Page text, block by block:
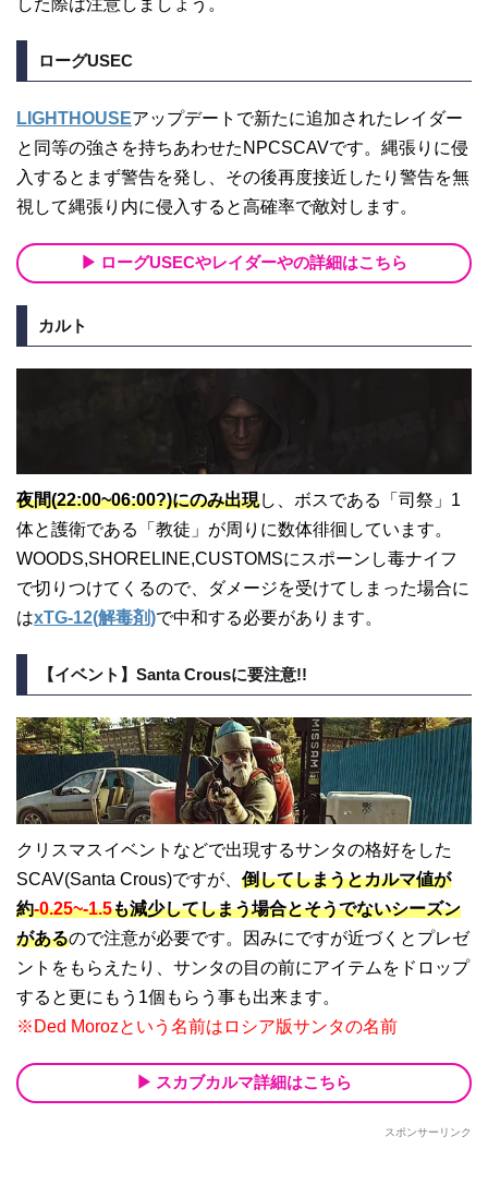
ローグUSEC
LIGHTHOUSEアップデートで新たに追加されたレイダー
と同等の強さを持ちあわせたNPCSCAVです。縄張りに侵
入するとまず警告を発し、その後再度接近したり警告を無
視して縄張り内に侵入すると高確率で敵対します。
ローグUSECやレイダーやの詳細はこちら
カルト
夜間(22:00~06:00?)にのみ出現し、ボスである「司祭」1
体と護衛である「教徒」が周りに数体徘徊しています。
WOODS,SHORELINE,CUSTOMSにスポーンし毒ナイフ
で切りつけてくるので、ダメージを受けてしまった場合に
はxTG-12(解毒剤)で中和する必要があります。
【イベント】Santa Crousに要注意!!
クリスマスイベントなどで出現するサンタの格好をした
SCAV(Santa Crous)ですが、 倒してしまうとカルマ値が
約-0.25~-1.5も減少してしまう場合とそうでないシーズン
があるので注意が必要です。因みにですが近づくとプレゼ
ントをもらえたり、サンタの目の前にアイテムをドロップ
すると更にもう1個もらう事も出来ます。
※Ded Morozという名前はロシア版サンタの名前
スカブカルマ詳細はこちら
スポンサーリンク